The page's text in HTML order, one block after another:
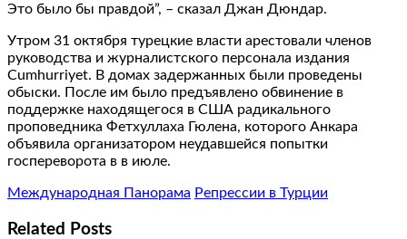
Это было бы правдой”, – сказал Джан Дюндар.
Утром 31 октября турецкие власти арестовали членов
руководства и журналистского персонала издания
Cumhurriyet. В домах задержанных были проведены
обыски. После им было предъявлено обвинение в
поддержке находящегося в США радикального
проповедника Фетхуллаха Гюлена, которого Анкара
объявила организатором неудавшейся попытки
госпереворота в в июле.
Международная Панорама Репрессии в Турции
Related Posts